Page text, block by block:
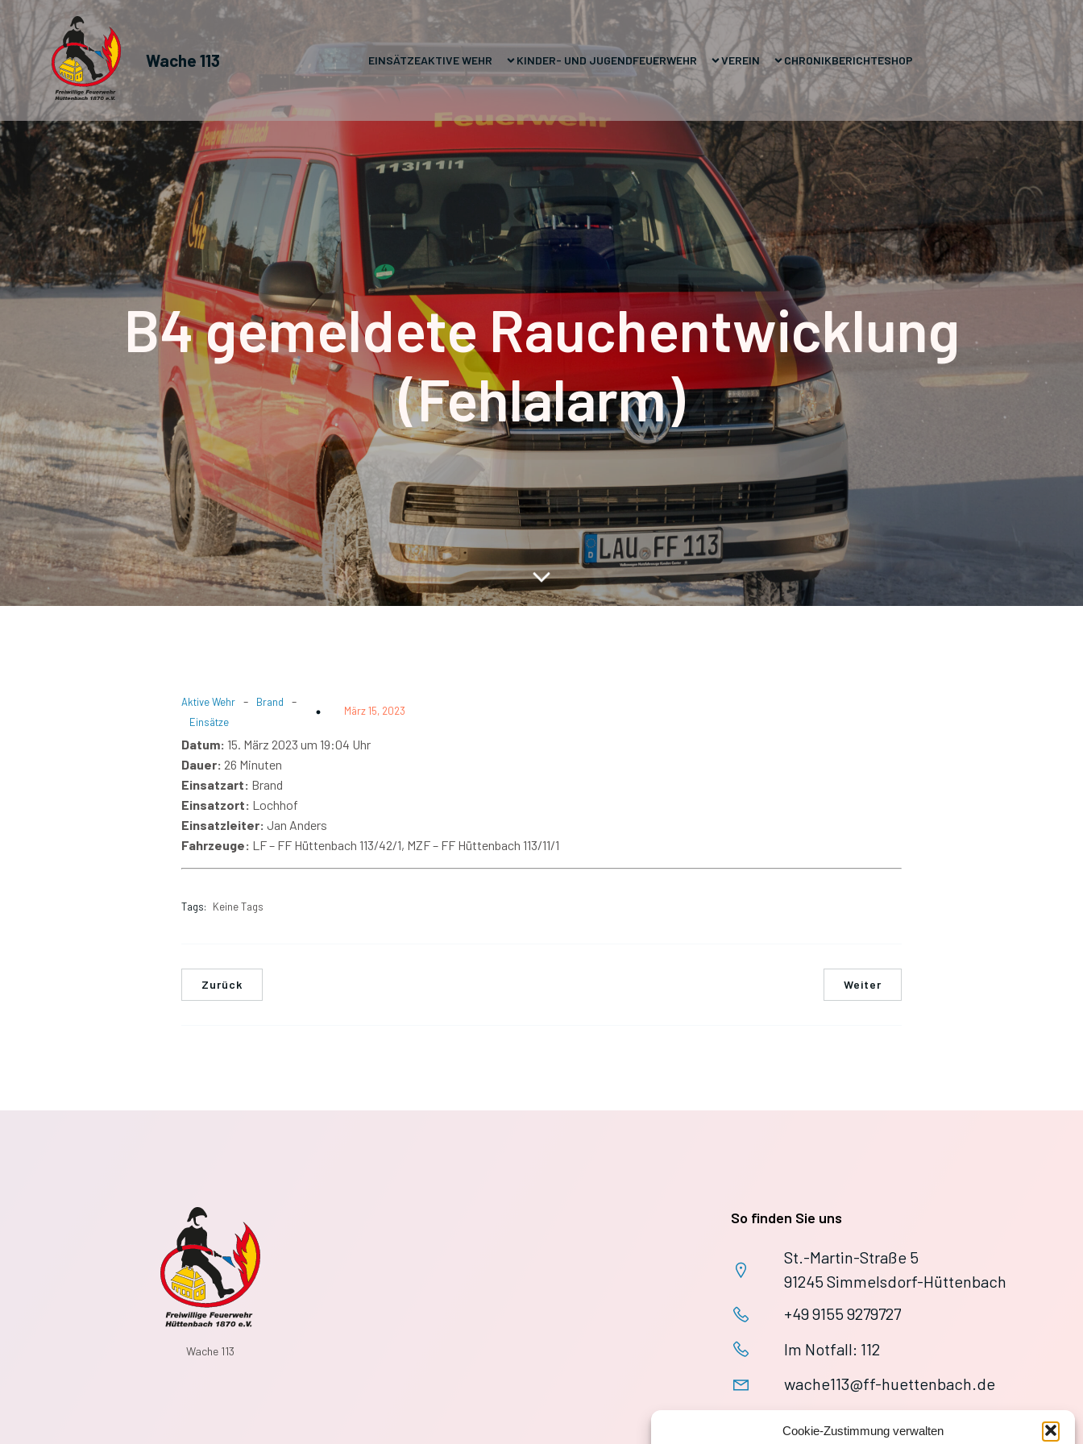
Cookie-Zustimmung verwalten
Wache 113 EINSÄTZEAKTIVE WEHR KINDER- UND JUGENDFEUERWEHR VEREIN CHRONIKBERICHTESHOP
B4 gemeldete Rauchentwicklung
(Fehlalarm)
Aktive Wehr - Brand -
Einsätze
März 15, 2023
Datum: 15. März 2023 um 19:04 Uhr
Dauer: 26 Minuten
Einsatzart: Brand
Einsatzort: Lochhof
Einsatzleiter: Jan Anders
Fahrzeuge: LF – FF Hüttenbach 113/42/1, MZF – FF Hüttenbach 113/11/1
Tags: Keine Tags
Zurück Weiter
Wache 113
So finden Sie uns
St.-Martin-Straße 5
91245 Simmelsdorf-Hüttenbach
+49 9155 9279727
Im Notfall: 112
wache113@ff-huettenbach.de